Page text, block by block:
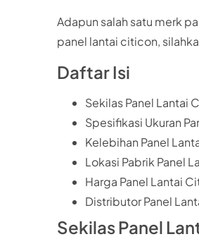
Adapun salah satu merk
panel lantai citicon,
Daftar Isi
Sekilas Panel Lantai
Spesifikasi Ukuran
Kelebihan Panel
Lokasi Pabrik Panel
Harga Panel Lantai
Distributor Panel
Sekilas Panel